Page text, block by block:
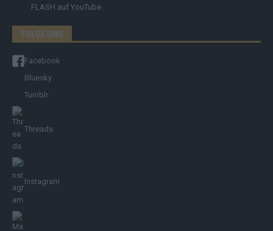
FLASH auf YouTube
FOLGE UNS
Facebook
Bluesky
Tumblr
Threads
Instagram